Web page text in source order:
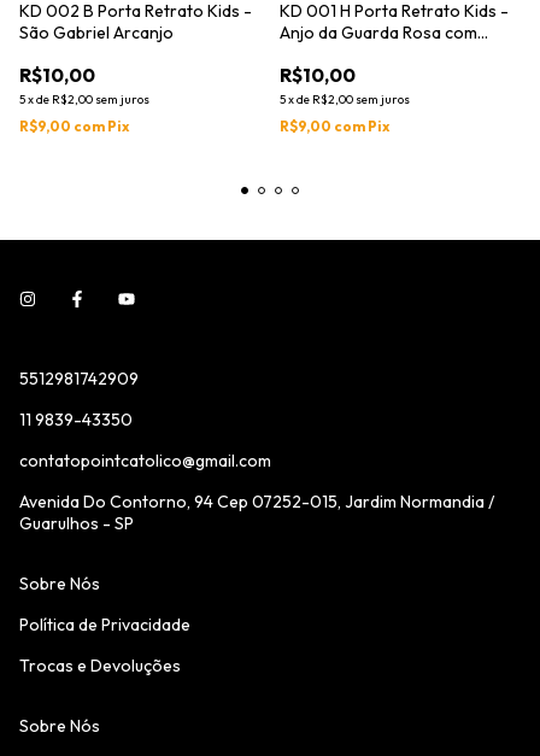
KD 002 B Porta Retrato Kids -
São Gabriel Arcanjo
R$10,00
5xde R$2,00 sem juros
R$9,00 com Pix
KD 001 H Porta Retrato Kids -
Anjo da Guarda Rosa com
R$10,00
5xde R$2,00 sem juros
R$9,00 com Pix
5512981742909
11 9839-43350
contatopointcatolico@gmail.com
Avenida Do Contorno, 94 Cep 07252-015, Jardim Normandia /
Guarulhos - SP
Sobre Nós
Política de Privacidade
Trocas e Devoluções
Sobre Nós